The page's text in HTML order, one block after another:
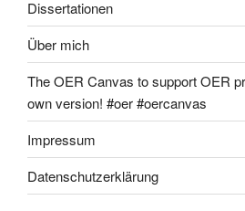
Dissertationen
Über mich
The OER Canvas to support OER
own version! #oer #oercanvas
Impressum
Datenschutzerklärung